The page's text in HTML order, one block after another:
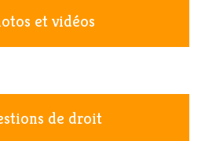
et vidéos
de droit